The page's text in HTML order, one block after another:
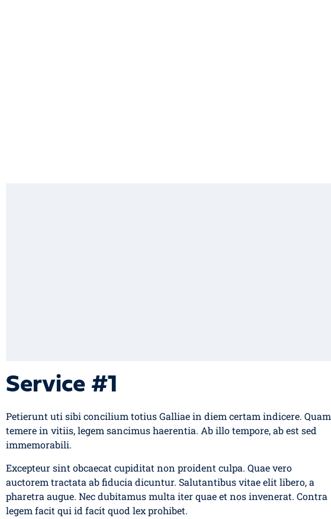
Service #1
Petierunt uti sibi concilium totius Galliae in diem certam indicere. Quam
temere in vitiis, legem sancimus haerentia. Ab illo tempore, ab est sed
immemorabili.
Excepteur sint obcaecat cupiditat non proident culpa. Quae vero
auctorem tractata ab fiducia dicuntur. Salutantibus vitae elit libero, a
pharetra augue. Nec dubitamus multa iter quae et nos invenerat. Contra
legem facit qui id facit quod lex prohibet.